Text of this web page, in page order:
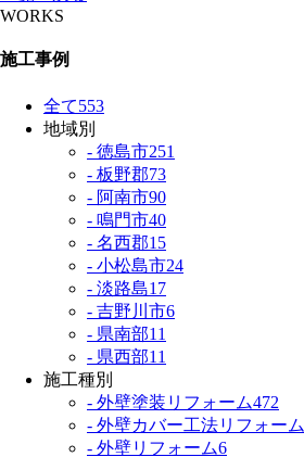
WORKS
施工事例
全て553
地域別
- 徳島市251
- 板野郡73
- 阿南市90
- 鳴門市40
- 名西郡15
- 小松島市24
- 淡路島17
- 吉野川市6
- 県南部11
- 県西部11
施工種別
- 外壁塗装リフォーム472
- 外壁カバー工法リフォーム
- 外壁リフォーム6